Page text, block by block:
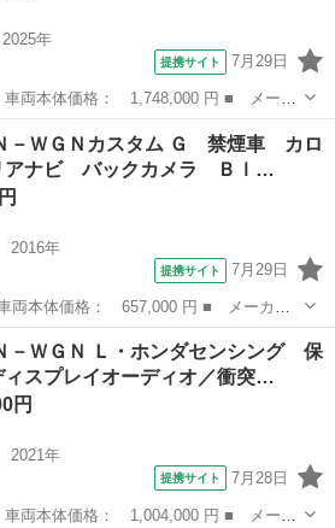
2025年
提携サイト 7月29日
Ｎ－ＷＧＮカスタム ■ グレード
ＵＰ 衝突軽減装置 レーンアシスト
－ＷＧＮカスタム Ｇ 禁煙車 カロ
アナビ バックカメラ Ｂｌ…
2016年
提携サイト 7月29日
－ＷＧＮカスタム ■ グレード名：
ビ バックカメラ Ｂｌｕｅｔｏｏｔ
－ＷＧＮ Ｌ・ホンダセンシング 保
ィスプレイオーディオ／衝突…
円
2021年
提携サイト 7月28日